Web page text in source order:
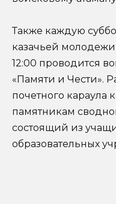
Также каждую
казачьей молодежи
12:00 проводится
«Памяти и Чести».
почетного караула
памятникам
состоящий из
образовательных